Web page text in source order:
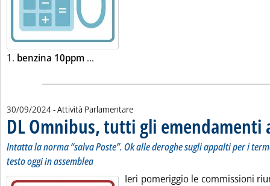
1. benzina 10ppm ...
30/09/2024- Attività Parlamentare
DL Omnibus, tutti gli
Intatta la norma “salva Poste”. Ok alle deroghe sugli appalti per i
testo oggi in assemblea
Ieri pomeriggio le commissioni